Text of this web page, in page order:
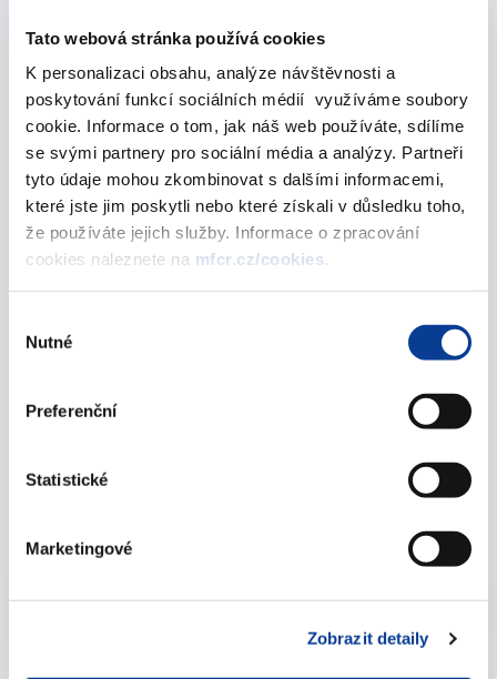
Tato webová stránka používá cookies
K personalizaci obsahu, analýze návštěvnosti a
poskytování funkcí sociálních médií využíváme soubory
cookie. Informace o tom, jak náš web používáte, sdílíme
se svými partnery pro sociální média a analýzy. Partneři
tyto údaje mohou zkombinovat s dalšími informacemi,
které jste jim poskytli nebo které získali v důsledku toho,
že používáte jejich služby. Informace o zpracování
cookies naleznete na mfcr.cz/cookies.
souhlasu
Nutné
Preferenční
Statistické
Marketingové
Zobrazit detaily
Predikce příjmů veřejného zdravotního
pojištění - 2. aktualizované vydání
duben 2019
Metodika odvození výdajových rámců státního
rozpočtu a státních fondů - 2. aktualizované
17. dubna 2019
březen 2019
Kodex správy a řízení společností ČR (2018)
Vyberte